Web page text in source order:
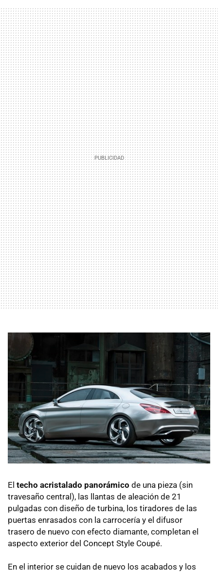
El techo acristalado panorámico de una pieza (sin
travesaño central), las llantas de aleación de 21
pulgadas con diseño de turbina, los tiradores de las
puertas enrasados con la carrocería y el difusor
trasero de nuevo con efecto diamante, completan el
aspecto exterior del Concept Style Coupé.
En el interior se cuidan de nuevo los acabados y los